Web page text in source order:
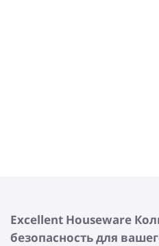
Excellent Houseware
безопасность для